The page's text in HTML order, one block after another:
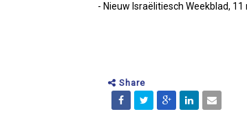
- Nieuw Israëlitiesch Weekblad,
Share